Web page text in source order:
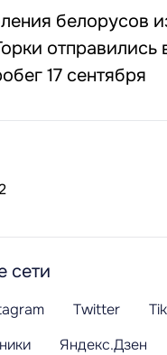
белорусов
отправились
17 сентября
сети
Twitter
Яндекс.Дзен